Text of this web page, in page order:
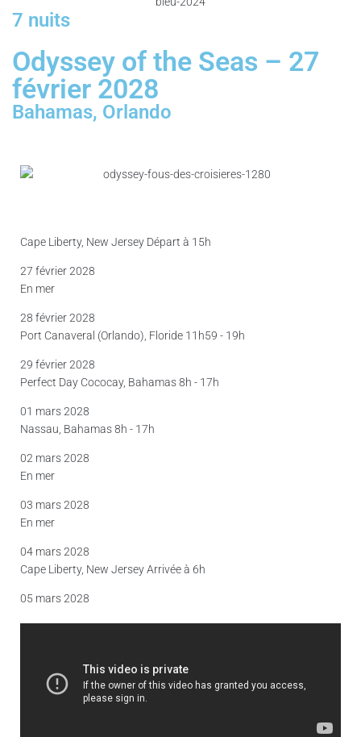
7 nuits
Odyssey of the Seas – 27
février 2028
Bahamas, Orlando
Cape Liberty, New Jersey Départ à 15h
27 février 2028
En mer
28 février 2028
Port Canaveral (Orlando), Floride 11h59 - 19h
29 février 2028
Perfect Day Cococay, Bahamas 8h - 17h
01 mars 2028
Nassau, Bahamas 8h - 17h
02 mars 2028
En mer
03 mars 2028
En mer
04 mars 2028
Cape Liberty, New Jersey Arrivée à 6h
05 mars 2028